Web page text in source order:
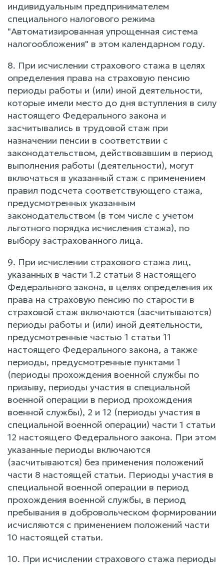
индивидуальным предпринимателем
специального налогового режима
"Автоматизированная упрощенная система
налогообложения" в этом календарном году.
8. При исчислении страхового стажа в целях
определения права на страховую пенсию
периоды работы и (или) иной деятельности,
которые имели место до дня вступления в силу
настоящего Федерального закона и
засчитывались в трудовой стаж при
назначении пенсии в соответствии с
законодательством, действовавшим в период
выполнения работы (деятельности), могут
включаться в указанный стаж с применением
правил подсчета соответствующего стажа,
предусмотренных указанным
законодательством (в том числе с учетом
льготного порядка исчисления стажа), по
выбору застрахованного лица.
9. При исчислении страхового стажа лиц,
указанных в части 1.2 статьи 8 настоящего
Федерального закона, в целях определения их
права на страховую пенсию по старости в
страховой стаж включаются (засчитываются)
периоды работы и (или) иной деятельности,
предусмотренные частью 1 статьи 11
настоящего Федерального закона, а также
периоды, предусмотренные пунктами 1
(периоды прохождения военной службы по
призыву, периоды участия в специальной
военной операции в период прохождения
военной службы), 2 и 12 (периоды участия в
специальной военной операции) части 1 статьи
12 настоящего Федерального закона. При этом
указанные периоды включаются
(засчитываются) без применения положений
части 8 настоящей статьи. Периоды участия в
специальной военной операции в период
прохождения военной службы, в период
пребывания в добровольческом формировании
исчисляются с применением положений части
10 настоящей статьи.
10. При исчислении страхового стажа периоды